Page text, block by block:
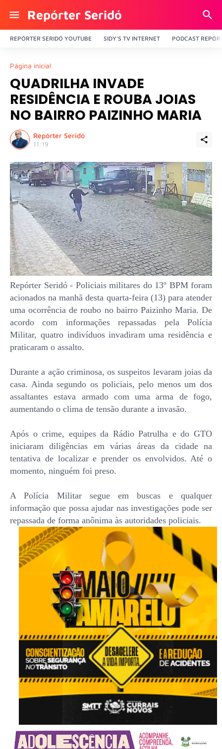
Repórter Seridó
REPÓRTER SERIDÓ YOUTUBE SIDY'S TV INTERNET PODCAST
Página inicial
QUADRILHA INVADE
RESIDÊNCIA E ROUBA JOIAS
NO BAIRRO PAIZINHO MARIA
Repórter Seridó
11:19
Repórter Seridó - Policiais militares do 13º BPM foram
acionados na manhã desta quarta-feira (13) para atender
uma ocorrência de roubo no bairro Paizinho Maria. De
acordo com informações repassadas pela Polícia
Militar, quatro indivíduos invadiram uma residência e
praticaram o assalto.
Durante a ação criminosa, os suspeitos levaram joias da
casa. Ainda segundo os policiais, pelo menos um dos
assaltantes estava armado com uma arma de fogo,
aumentando o clima de tensão durante a invasão.
Após o crime, equipes da Rádio Patrulha e do GTO
iniciaram diligências em várias áreas da cidade na
tentativa de localizar e prender os envolvidos. Até o
momento, ninguém foi preso.
A Polícia Militar segue em buscas e qualquer
informação que possa ajudar nas investigações pode ser
repassada de forma anônima às autoridades policiais.